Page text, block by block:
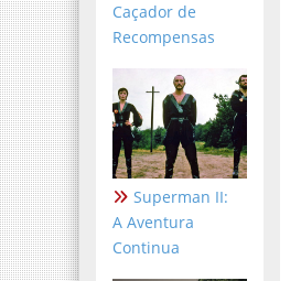
Caçador de
Recompensas
Superman II:
A Aventura
Continua